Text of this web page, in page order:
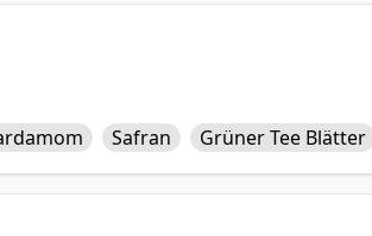
Safran Grüner Tee Blätter